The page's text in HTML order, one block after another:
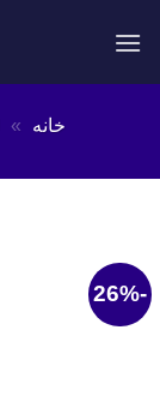
خانه »
-26%